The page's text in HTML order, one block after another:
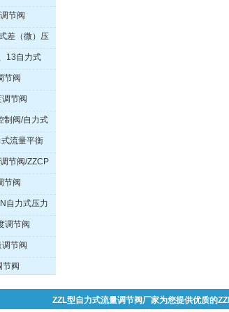
节阀
差（微）压
13自力式
器操作
节阀
节阀
制阀/自力式
流量平衡
阀
节阀/ZZCP
节阀
自力式压力
）
调节阀
节阀
节阀
ZZL型自力式流量调节阀厂家为您提供优质的